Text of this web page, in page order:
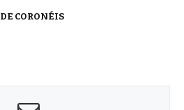
CORONÉIS